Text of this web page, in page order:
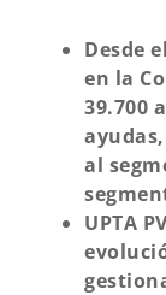
Desde
en la
39.700
al
UPTA